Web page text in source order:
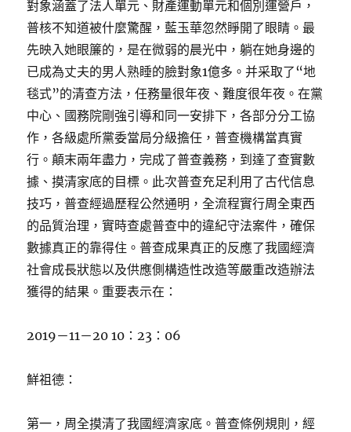
對象涵蓋了法人單元、財產運動單元和個別運營戶，
普核不知道被什麼驚醒，藍玉華忽然睜開了眼睛。最
先映入她眼簾的，是在微弱的晨光中，躺在她身邊的
已成為丈夫的男人熟睡的臉對象1億多。并采取了“地
毯式”的清查方法，任務量很年夜、難度很年夜。在黨
中心、國務院剛強引導和同一安排下，各部分分工協
作，各級處所黨委當局分級擔任，普查機構當真實
行。顛末兩年盡力，完成了普查義務，到達了查實數
據、摸清家底的目標。此次普查充足利用了古代信息
技巧，普查經過歷程公然通明，全流程實行周全東西
的品質治理，實時查處普查中的違紀守法案件，確保
數據真正的靠得住。普查成果真正的反應了我國經濟
社會成長狀態以及供應側構造性改造等嚴重改造辦法
獲得的結果。重要表示在：
2019－11－20 10：23：06
鮮祖德：
第一，周全摸清了我國經濟家底。普查條例規則，經